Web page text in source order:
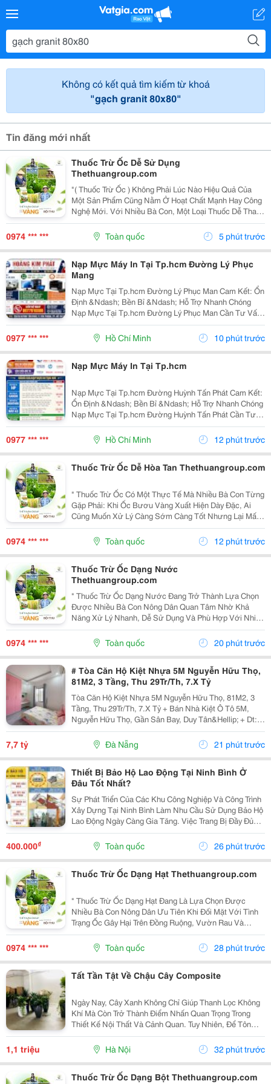
Không có kết quả tìm kiếm từ khoá
"gạch granit 80x80"
Tin đăng mới nhất
Thuốc Trừ Ốc Dễ Sử Dụng
Thethuangroup.com
"( Thuốc Trừ Ốc ) Không Phải Lúc Nào Hiệu Quả Của
Một Sản Phẩm Cũng Nằm Ở Hoạt Chất Mạnh Hay Công
Nghệ Mới. Với Nhiều Bà Con, Một Loại Thuốc Dễ Thao
Tác, Dễ Áp Dụng Và Không Mất Quá Nhiều Thời Gian
Chuẩn Bị Lại Là Yếu Tố Tạo Nên Sự Khác Biệt Trong...
0974 *** *** Toàn quốc 5 phút trước
Nạp Mực Máy In Tại Tp.hcm Đường Lý Phục
Mang
Nạp Mực Tại Tp.hcm Đường Lý Phục Man Cam Kết: Ổn
Định &Ndash; Bền Bỉ &Ndash; Hỗ Trợ Nhanh Chóng
Nạp Mực Tại Tp.hcm Đường Lý Phục Man Cần Tư Vấn
&Amp; Báo Giá Liên Hệ Ngay: Nạp Mực Tại Tp.hcm
Đường Lý Phục Man 0977 610 388 &Ndash; Mr. Duy
Nạp Mực Tại...
0977 *** *** Hồ Chí Minh 10 phút trước
Nạp Mực Máy In Tại Tp.hcm
Nạp Mực Tại Tp.hcm Đường Huỳnh Tấn Phát Cam Kết:
Ổn Định &Ndash; Bền Bỉ &Ndash; Hỗ Trợ Nhanh Chóng
Nạp Mực Tại Tp.hcm Đường Huỳnh Tấn Phát Cần Tư
Vấn &Amp; Báo Giá Liên Hệ Ngay: Nạp Mực Tại
Tp.hcm Đường Huỳnh Tấn Phát 0977 610 388 &Ndash;
Mr. Duy Nạp...
0977 *** *** Hồ Chí Minh 12 phút trước
Thuốc Trừ Ốc Dễ Hòa Tan Thethuangroup.com
" Thuốc Trừ Ốc Có Một Thực Tế Mà Nhiều Bà Con Từng
Gặp Phải: Khi Ốc Bươu Vàng Xuất Hiện Dày Đặc, Ai
Cũng Muốn Xử Lý Càng Sớm Càng Tốt Nhưng Lại Mất
Khá Nhiều Thời Gian Ở Khâu Chuẩn Bị Thuốc. Chỉ Một
Công Đoạn Nhỏ Bị Kéo Dài Cũng Có Thể Khiến Việc...
0974 *** *** Toàn quốc 12 phút trước
Thuốc Trừ Ốc Dạng Nước
Thethuangroup.com
" Thuốc Trừ Ốc Dạng Nước Đang Trở Thành Lựa Chọn
Được Nhiều Bà Con Nông Dân Quan Tâm Nhờ Khả
Năng Xử Lý Nhanh, Dễ Sử Dụng Và Phù Hợp Với Nhiều
Loại Cây Trồng Khác Nhau. Trong Điều Kiện Thời Tiết
Nóng Ẩm, Mưa Nhiều, Các Loại Ốc Gây Hại Thường
0974 *** *** Toàn quốc 20 phút trước
# Tòa Căn Hộ Kiệt Nhựa 5M Nguyễn Hữu Thọ,
81M2, 3 Tầng, Thu 29Tr/Th, 7.X Tỷ
Tòa Căn Hộ Kiệt Nhựa 5M Nguyễn Hữu Thọ, 81M2, 3
Tầng, Thu 29Tr/Th, 7.X Tỷ + Bán Nhà Kiệt Ô Tô 5M,
Nguyễn Hữu Thọ, Gần Sân Bay, Duy Tân&Hellip; + Dt:
81M2, Ngang 8M, 3 Tầng Đúc Kiên Cố Sạch Đẹp, 8 Căn
Hộ Có Gác, Full Nội Thất Cao Cấp. Đang Cho Thuê...
7,7 tỷ Đà Nẵng 21 phút trước
Thiết Bị Bảo Hộ Lao Động Tại Ninh Bình Ở
Đâu Tốt Nhất?
Sự Phát Triển Của Các Khu Công Nghiệp Và Công Trình
Xây Dựng Tại Ninh Bình Làm Nhu Cầu Sử Dụng Bảo Hộ
Lao Động Ngày Càng Gia Tăng. Việc Trang Bị Đầy Đủ
Thiết Bị Bảo Hộ Lao Động Tại Ninh Bình Đạt Chuẩn Giúp
Bảo Vệ Người Lao Động Trước Các Rủi Ro, Nâng...
400.000₫ Toàn quốc 26 phút trước
Thuốc Trừ Ốc Dạng Hạt Thethuangroup.com
" Thuốc Trừ Ốc Dạng Hạt Đang Là Lựa Chọn Được
Nhiều Bà Con Nông Dân Ưu Tiên Khi Đối Mặt Với Tình
Trạng Ốc Gây Hại Trên Đồng Ruộng, Vườn Rau Và
Nhiều Loại Cây Trồng Khác. Sự Phát Triển Mạnh Của
Các Loài Ốc, Đặc Biệt Là Ốc Bươu Vàng, Có Thể Khiến
0974 *** *** Toàn quốc 28 phút trước
Tất Tần Tật Về Chậu Cây Composite
Ngày Nay, Cây Xanh Không Chỉ Giúp Thanh Lọc Không
Khí Mà Còn Trở Thành Điểm Nhấn Quan Trọng Trong
Thiết Kế Nội Thất Và Cảnh Quan. Tuy Nhiên, Để Tôn
Lên Vẻ Đẹp Của Cây Và Tạo Nên Một Tổng Thể Hài
Hòa, Việc Lựa Chọn Chậu Trồng Cây Phù Hợp Là Điều
Không...
1,1 triệu Hà Nội 32 phút trước
Thuốc Trừ Ốc Dạng Bột Thethuangroup.com